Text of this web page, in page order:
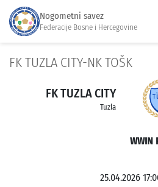
Nogometni savez
Federacije Bosne i Hercegovine
FK TUZLA CITY-NK TOŠK
FK TUZLA CITY
Tuzla
WWIN
25.04.2026